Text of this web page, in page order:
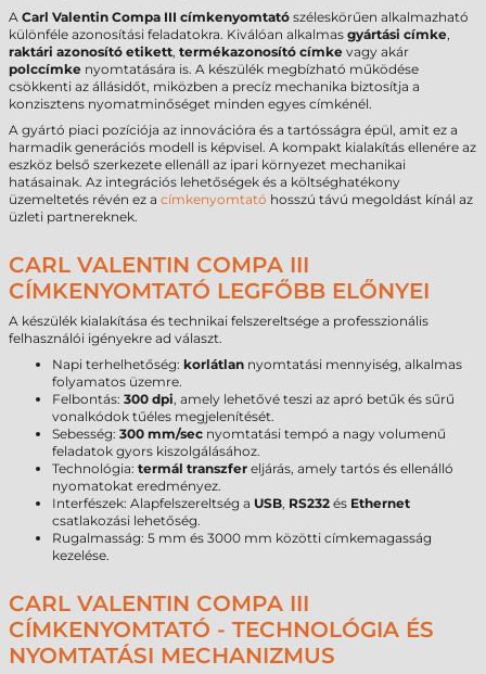
A Carl Valentin Compa III címkenyomtató széleskörűen alkalmazható
különféle azonosítási feladatokra. Kiválóan alkalmas gyártási címke,
raktári azonosító etikett, termékazonosító címke vagy akár
polccímke nyomtatására is. A készülék megbízható működése
csökkenti az állásidőt, miközben a precíz mechanika biztosítja a
konzisztens nyomatminőséget minden egyes címkénél.
A gyártó piaci pozíciója az innovációra és a tartósságra épül, amit ez a
harmadik generációs modell is képvisel. A kompakt kialakítás ellenére az
eszköz belső szerkezete ellenáll az ipari környezet mechanikai
hatásainak. Az integrációs lehetőségek és a költséghatékony
üzemeltetés révén ez a címkenyomtató hosszú távú megoldást kínál az
üzleti partnereknek.
CARL VALENTIN COMPA III
CÍMKENYOMTATÓ LEGFŐBB ELŐNYEI
A készülék kialakítása és technikai felszereltsége a professzionális
felhasználói igényekre ad választ.
Napi terhelhetőség: korlátlan nyomtatási mennyiség, alkalmas
folyamatos üzemre.
Felbontás: 300 dpi, amely lehetővé teszi az apró betűk és sűrű
vonalkódok tűéles megjelenítését.
Sebesség: 300 mm/sec nyomtatási tempó a nagy volumenű
feladatok gyors kiszolgálásához.
Technológia: termál transzfer eljárás, amely tartós és ellenálló
nyomatokat eredményez.
Interfészek: Alapfelszereltség a USB, RS232 és Ethernet
csatlakozási lehetőség.
Rugalmasság: 5 mm és 3000 mm közötti címkemagasság
kezelése.
CARL VALENTIN COMPA III
CÍMKENYOMTATÓ - TECHNOLÓGIA ÉS
NYOMTATÁSI MECHANIZMUS